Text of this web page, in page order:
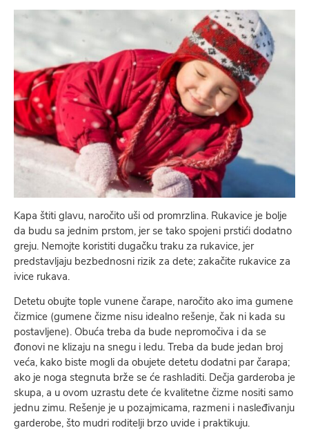
Kapa štiti glavu, naročito uši od promrzlina. Rukavice je bolje
da budu sa jednim prstom, jer se tako spojeni prstići dodatno
greju. Nemojte koristiti dugačku traku za rukavice, jer
predstavljaju bezbednosni rizik za dete; zakačite rukavice za
ivice rukava.
Detetu obujte tople vunene čarape, naročito ako ima gumene
čizmice (gumene čizme nisu idealno rešenje, čak ni kada su
postavljene). Obuća treba da bude nepromočiva i da se
đonovi ne klizaju na snegu i ledu. Treba da bude jedan broj
veća, kako biste mogli da obujete detetu dodatni par čarapa;
ako je noga stegnuta brže se će rashladiti. Dečja garderoba je
skupa, a u ovom uzrastu dete će kvalitetne čizme nositi samo
jednu zimu. Rešenje je u pozajmicama, razmeni i nasleđivanju
garderobe, što mudri roditelji brzo uvide i praktikuju.